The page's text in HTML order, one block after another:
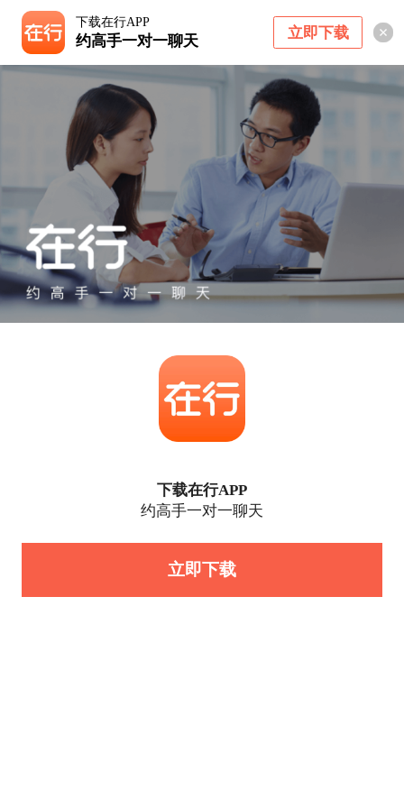
下载在行APP
约高手一对一聊天 立即下载
下载在行APP
约高手一对一聊天
立即下载